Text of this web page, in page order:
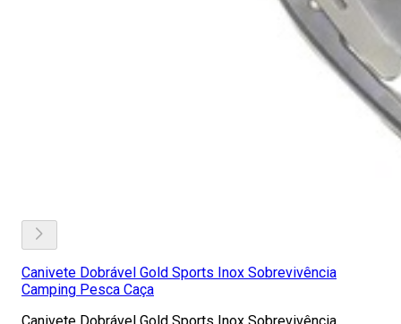
Canivete Dobrável Gold Sports Inox Sobrevivência
Camping Pesca Caça